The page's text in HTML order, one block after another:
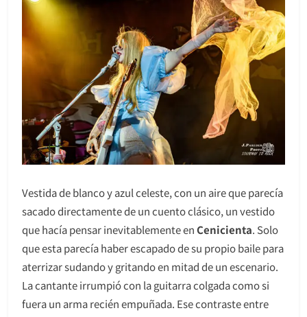
Vestida de blanco y azul celeste, con un aire que parecía
sacado directamente de un cuento clásico, un vestido
que hacía pensar inevitablemente enCenicienta. Solo
que esta parecía haber escapado de su propio baile para
aterrizar sudando y gritando en mitad de un escenario.
La cantante irrumpió con la guitarra colgada como si
fuera un arma recién empuñada. Ese contraste entre